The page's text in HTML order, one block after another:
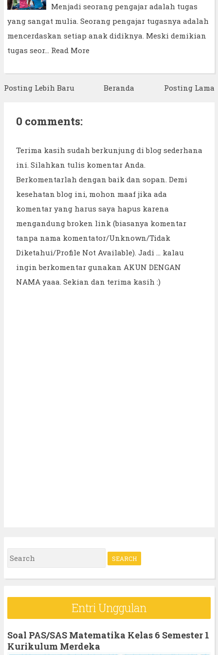
Menjadi seorang pengajar adalah tugas
yang sangat mulia. Seorang pengajar tugasnya adalah
mencerdaskan setiap anak didiknya. Meski demikian
tugas seor…
Read More
Posting Lebih Baru Posting Lama
Beranda
0 comments:
Terima kasih sudah berkunjung di blog sederhana
ini. Silahkan tulis komentar Anda.
Berkomentarlah dengan baik dan sopan. Demi
kesehatan blog ini, mohon maaf jika ada
komentar yang harus saya hapus karena
mengandung broken link (biasanya komentar
tanpa nama komentator/Unknown/Tidak
Diketahui/Profile Not Available). Jadi ... kalau
ingin berkomentar gunakan AKUN DENGAN
NAMA yaaa. Sekian dan terima kasih :)
S
e
r
f
Entri Unggulan
Soal PAS/SAS Matematika Kelas 6 Semester 1
Kurikulum Merdeka